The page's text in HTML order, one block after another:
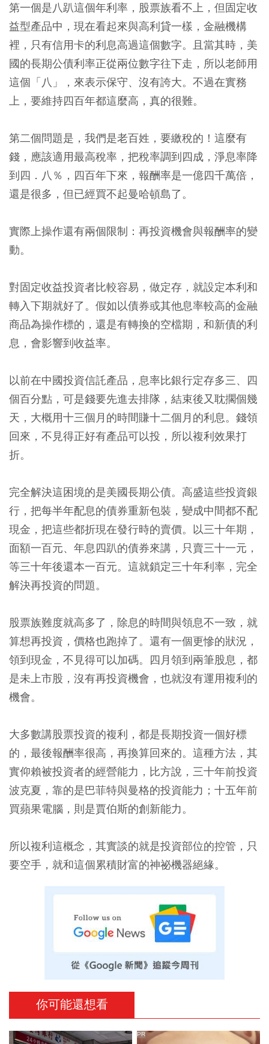
第一個是八趴這個年利率，股票族看不上，但固定收
益型產品中，現在看起來與高利貸一樣，金融機構
裡，只有信用卡的利息高過這個數字。且當其時，美
國的長期公債利率正從兩位數字往下走，所以老師用
這個「八」，來表示保守、沒有誇大。不過在實務
上，要維持四百年都這麼高，真的很難。
第二個問題是，我們是老百姓，要繳稅的！這麼有
錢，應該適用最高稅率，把稅率調到四成，淨息率降
到四．八％，四百年下來，報酬率是一億四千萬倍，
還是很多，但已經買不起曼哈頓島了。
實際上操作還有兩個限制：再投資機會與報酬率的變
動。
對固定收益投資者比較容易，做定存，就設定本利和
轉入下期就好了。假如以債券或其他息率較高的金融
商品為操作標的，還是有轉換的空檔期，和新債的利
息，會影響到收益率。
以前在中國投資信託產品，息率比銀行定存多三、四
個百分點，可是錢要先進去排隊，結束後又耽擱個幾
天，大概用十三個月的時間賺十二個月的利息。錢領
回來，不見得正好有產品可以投，所以複利效果打
折。
完全解決這困境的是美國長期公債。高盛這些投資銀
行，把每半年配息的債券重新包裝，變成中間都不配
現金，把這些都折現在發行時的賣價。以三十年期，
面額一百元、年息四趴的債券來講，只賣三十一元，
等三十年後還本一百元。這就鎖定三十年利率，完全
解決再投資的問題。
股票族難度就高多了，除息的時間與領息不一致，就
算想再投資，價格也跑掉了。還有一個更慘的狀況，
領到現金，不見得可以加碼。四月領到兩筆股息，都
是未上市股，沒有再投資機會，也就沒有運用複利的
機會。
大多數講股票投資的複利，都是長期投資一個好標
的，最後報酬率很高，再換算回來的。這種方法，其
實仰賴被投資者的經營能力，比方說，三十年前投資
波克夏，靠的是巴菲特與曼格的投資能力；十五年前
買蘋果電腦，則是賈伯斯的創新能力。
所以複利這概念，其實談的就是投資部位的控管，只
要空手，就和這個累積財富的神祕機器絕緣。
你可能還想看
PR